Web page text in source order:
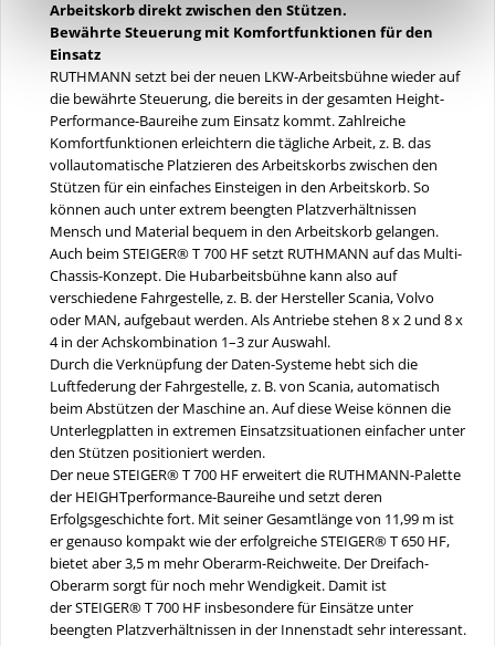
Arbeitskorb direkt zwischen den Stützen.
Bewährte Steuerung mit Komfortfunktionen für den
Einsatz
RUTHMANN setzt bei der neuen LKW-Arbeitsbühne wieder auf
die bewährte Steuerung, die bereits in der gesamten Height-
Performance-Baureihe zum Einsatz kommt. Zahlreiche
Komfortfunktionen erleichtern die tägliche Arbeit, z. B. das
vollautomatische Platzieren des Arbeitskorbs zwischen den
Stützen für ein einfaches Einsteigen in den Arbeitskorb. So
können auch unter extrem beengten Platzverhältnissen
Mensch und Material bequem in den Arbeitskorb gelangen.
Auch beim STEIGER® T 700 HF setzt RUTHMANN auf das Multi-
Chassis-Konzept. Die Hubarbeitsbühne kann also auf
verschiedene Fahrgestelle, z. B. der Hersteller Scania, Volvo
oder MAN, aufgebaut werden. Als Antriebe stehen 8 x 2 und 8 x
4 in der Achskombination 1–3 zur Auswahl.
Durch die Verknüpfung der Daten-Systeme hebt sich die
Luftfederung der Fahrgestelle, z. B. von Scania, automatisch
beim Abstützen der Maschine an. Auf diese Weise können die
Unterlegplatten in extremen Einsatzsituationen einfacher unter
den Stützen positioniert werden.
Der neue STEIGER® T 700 HF erweitert die RUTHMANN-Palette
der HEIGHTperformance-Baureihe und setzt deren
Erfolgsgeschichte fort. Mit seiner Gesamtlänge von 11,99 m ist
er genauso kompakt wie der erfolgreiche STEIGER® T 650 HF,
bietet aber 3,5 m mehr Oberarm-Reichweite. Der Dreifach-
Oberarm sorgt für noch mehr Wendigkeit. Damit ist
der STEIGER® T 700 HF insbesondere für Einsätze unter
beengten Platzverhältnissen in der Innenstadt sehr interessant.